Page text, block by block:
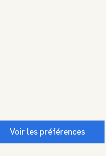
Voir les préférences